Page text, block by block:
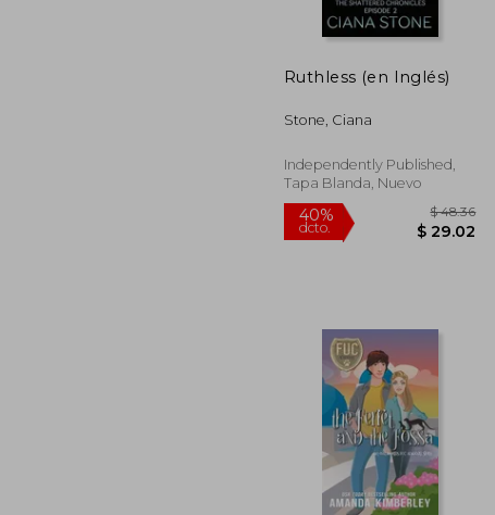
dcto.
Ruthless (en Inglés)
Stone, Ciana
Independently Published,
Tapa Blanda, Nuevo